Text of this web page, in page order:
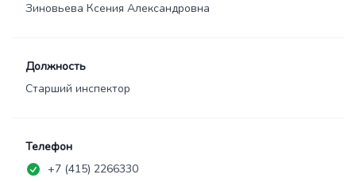
Зиновьева Ксения Александровна
Должность
Старший инспектор
Телефон
+7 (415) 2266330